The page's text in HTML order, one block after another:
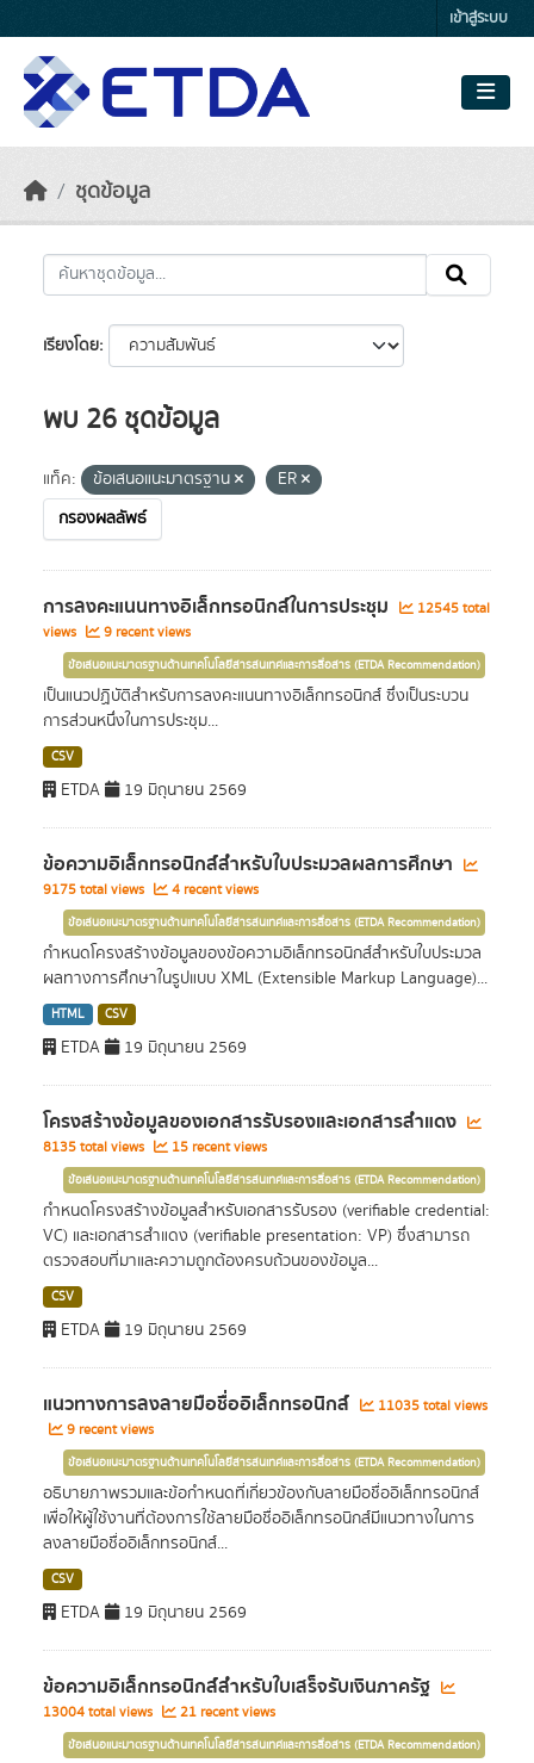
เข้าสู่ระบบ
ชุดข้อมูล
เรียงโดย
พบ 26 ชุดข้อมูล
แท็ค: ข้อเสนอแนะมาตรฐาน
ER
กรองผลลัพธ์
การลงคะแนนทางอิเล็กทรอนิกส์ในการประชุม
12545 total
views
9 recent views
ข้อเสนอแนะมาตรฐานด้านเทคโนโลยีสารสนเทศและการสื่อสาร (ETDA Recommendation)
เป็นแนวปฏิบัติสำหรับการลงคะแนนทางอิเล็กทรอนิกส์ ซึ่งเป็นระบวน
การส่วนหนึ่งในการประชุม...
CSV
ETDA 19 มิถุนายน 2569
ข้อความอิเล็กทรอนิกส์สำหรับใบประมวลผลการศึกษา
9175 total views 4 recent views
ข้อเสนอแนะมาตรฐานด้านเทคโนโลยีสารสนเทศและการสื่อสาร (ETDA Recommendation)
กำหนดโครงสร้างข้อมูลของข้อความอิเล็กทรอนิกส์สำหรับใบประมวล
ผลทางการศึกษาในรูปแบบ XML (Extensible Markup Language)...
HTML CSV
ETDA 19 มิถุนายน 2569
โครงสร้างข้อมูลของเอกสารรับรองและเอกสารสำแดง
8135 total views 15 recent views
ข้อเสนอแนะมาตรฐานด้านเทคโนโลยีสารสนเทศและการสื่อสาร (ETDA Recommendation)
กำหนดโครงสร้างข้อมูลสำหรับเอกสารรับรอง (verifiable credential:
VC) และเอกสารสำแดง (verifiable presentation: VP) ซึ่งสามารถ
ตรวจสอบที่มาและความถูกต้องครบถ้วนของข้อมูล...
CSV
ETDA 19 มิถุนายน 2569
แนวทางการลงลายมือชื่ออิเล็กทรอนิกส์
11035 total views
9 recent views
ข้อเสนอแนะมาตรฐานด้านเทคโนโลยีสารสนเทศและการสื่อสาร (ETDA Recommendation)
อธิบายภาพรวมและข้อกำหนดที่เกี่ยวข้องกับลายมือชื่ออิเล็กทรอนิกส์
เพื่อให้ผู้ใช้งานที่ต้องการใช้ลายมือชื่ออิเล็กทรอนิกส์มีแนวทางในการ
ลงลายมือชื่ออิเล็กทรอนิกส์...
CSV
ETDA 19 มิถุนายน 2569
ข้อความอิเล็กทรอนิกส์สำหรับใบเสร็จรับเงินภาครัฐ
13004 total views 21 recent views
ข้อเสนอแนะมาตรฐานด้านเทคโนโลยีสารสนเทศและการสื่อสาร (ETDA Recommendation)